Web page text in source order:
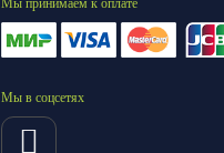
Мы принимаем к оплате
Мы в соцсетях